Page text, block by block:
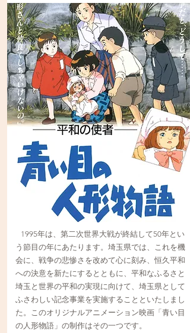
1995年は、第二次世界大戦が終結して50年とい
う節目の年にあたります。埼玉県では、これを機
会に、戦争の悲惨さを改めて心に刻み、恒久平和
への決意を新たにするとともに、平和なふるさと
埼玉と世界の平和の実現に向けて、埼玉県として
ふさわしい記念事業を実施することといたしまし
た。このオリジナルアニメーション映画「青い目
の人形物語」の制作はその一つです。